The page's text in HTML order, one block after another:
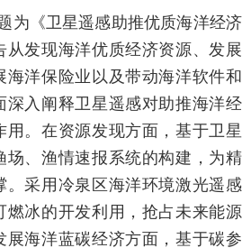
为《卫星遥感助推优质海洋经济
从发现海洋优质经济资源、发展
海洋保险业以及带动海洋软件和
深入阐释卫星遥感对助推海洋经
用。在资源发现方面，基于卫星
场、渔情速报系统的构建，为精
。采用冷泉区海洋环境激光遥感
燃冰的开发利用，抢占未来能源
展海洋蓝碳经济方面，基于碳参